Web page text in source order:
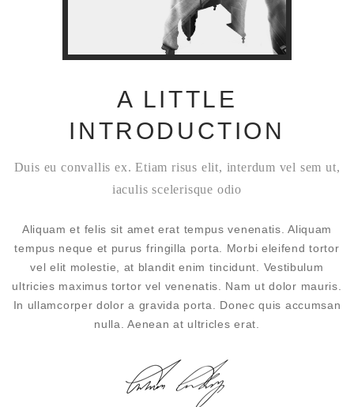
A LITTLE
INTRODUCTION
Duis eu convallis ex. Etiam risus elit, interdum vel sem ut,
iaculis scelerisque odio
Aliquam et felis sit amet erat tempus venenatis. Aliquam
tempus neque et purus fringilla porta. Morbi eleifend tortor
vel elit molestie, at blandit enim tincidunt. Vestibulum
ultricies maximus tortor vel venenatis. Nam ut dolor mauris.
In ullamcorper dolor a gravida porta. Donec quis accumsan
nulla. Aenean at ultricles erat.